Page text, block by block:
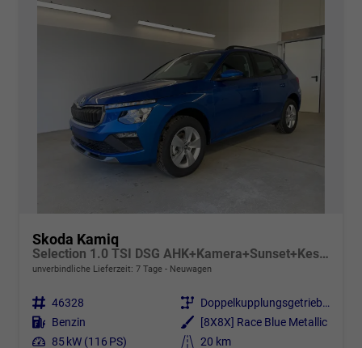
Skoda Kamiq
Selection 1.0 TSI DSG AHK+Kamera+Sunset+Kessy+AppConnect+Sitzheiz+Alu16+GV5
unverbindliche Lieferzeit: 7 Tage Neuwagen
Fahrzeugnr. 46328 Getriebe
Doppelkupplungsgetriebe (DSG)
Kraftstoff Benzin Außenfarbe
[8X8X] Race Blue Metallic
Leistung 85 kW (116 PS) Kilometerstand 20 km